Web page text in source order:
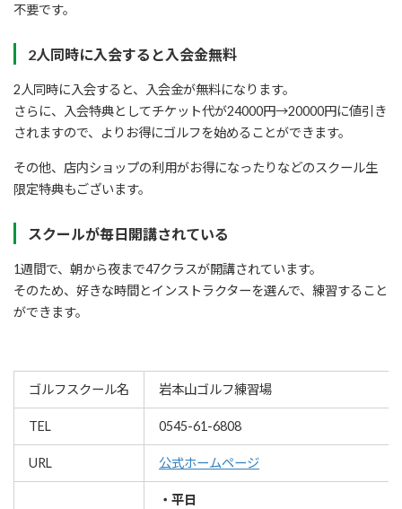
不要です。
2人同時に入会すると入会金無料
2人同時に入会すると、入会金が無料になります。
さらに、入会特典としてチケット代が24000円→20000円に値引き
されますので、よりお得にゴルフを始めることができます。
その他、店内ショップの利用がお得になったりなどのスクール生
限定特典もございます。
スクールが毎日開講されている
1週間で、朝から夜まで47クラスが開講されています。
そのため、好きな時間とインストラクターを選んで、練習すること
ができます。
ゴルフスクール名 岩本山ゴルフ練習場
TEL 0545-61-6808
URL 公式ホームページ
・平日